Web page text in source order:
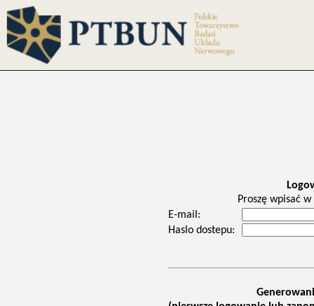
Proszę wpisać
E-mail:
Haslo dostepu: